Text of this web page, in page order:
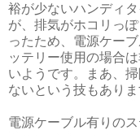
裕が少ないハンディ
が、排気がホコリっ
ったため、電源ケー
ッテリー使用の場合
いようです。まあ、
ないという技もありま
電源ケーブル有りの